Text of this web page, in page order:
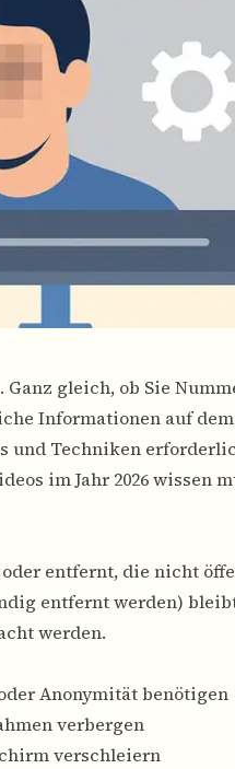
gleich, ob Sie
Informationen auf
und Techniken
im Jahr 2026 wissen
entfernt, die nicht
entfernt werden)
werden.
Anonymität benötigen
verbergen
verschleiern